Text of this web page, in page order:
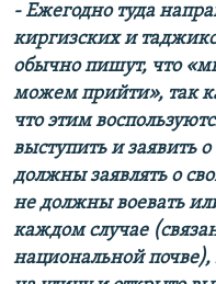
- Ежегодно туда
киргизских и
обычно пишут, что
можем прийти», так
что этим
выступить и заявить
должны заявлять о
не должны воевать
каждом случае
национальной